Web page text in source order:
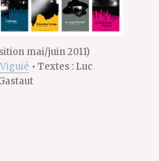
mai/juin 2011)
• Textes : Luc